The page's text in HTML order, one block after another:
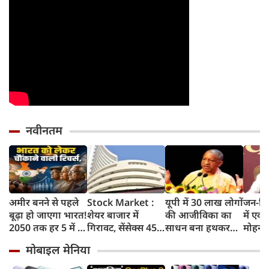
नवीनतम
अमीर बनने से पहले
बूढ़ा हो जाएगा भारत!
2050 तक हर 5 में 1
साल से ज्यादा उम्र का
Stock Market :
शेयर बाजार में
गिरावट, सेंसेक्स 455
गिरावट
यूपी में 30 लाख लोगों
की आजीविका का
साधन बना हथकरघा-
जन-
में
मोहन
सहित
सस्पेंड
मोबाइल मेनिया